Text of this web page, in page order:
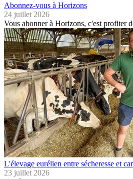
Abonnez-vous à Horizons
24 juillet 2026
Vous abonner à Horizons, c'est profiter
L'élevage eurélien entre sécheresse et
23 juillet 2026